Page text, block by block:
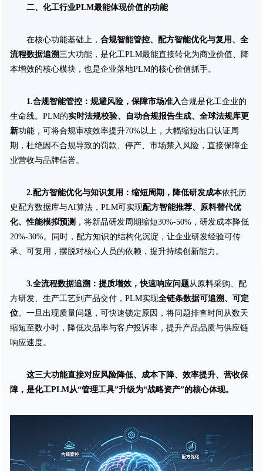
二、化工行业PLM最能体现价值的功能
在核心功能基础上， 合规智能管控、配方智能优化与复用、全
流程数据追溯三大功能，是化工PLM最能直接转化为商业价值、降
本增效的核心模块，也是企业落地PLM的核心价值抓手。
1.合规智能管控：规避风险，保障市场准入合规是化工企业的
生命线。PLM的实时法规校验、自动合规报告生成、全球法规库更
新功能，可将合规审核效率提升70%以上，大幅缩短出口认证周
期，杜绝因不合规导致的罚款、停产、市场禁入风险，直接保障企
业营收与品牌信誉。
2.配方智能优化与知识复用：缩短周期，降低研发成本依托历
史配方数据库与AI算法，PLM可实现配方智能推荐、原料替代优
化、性能模拟预测 ，将新品研发周期缩短30%-50%，研发成本降低
20%-30%。同时，配方知识的结构化沉淀，让企业研发经验可传
承、可复用，摆脱对核心人员的依赖，提升持续创新能力。
3.全流程数据追溯：提质增效，快速响应问题从原料采购、配
方研发、生产工艺到产品交付，PLM实现全链条数据可追溯、可定
位。一旦出现质量问题，可快速锁定原因，将问题排查时间从数天
缩短至数小时，降低次品率与客户投诉率，提升产品品质与供应链
响应速度。
这三大功能直接对应风险降低、成本下降、效率提升、营收保
障，是化工PLM从“管理工具”升级为“战略资产”的核心体现。